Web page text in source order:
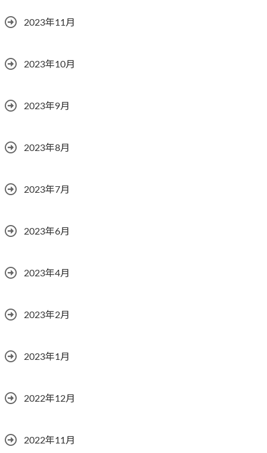
2023年11月
2023年10月
2023年9月
2023年8月
2023年7月
2023年6月
2023年4月
2023年2月
2023年1月
2022年12月
2022年11月